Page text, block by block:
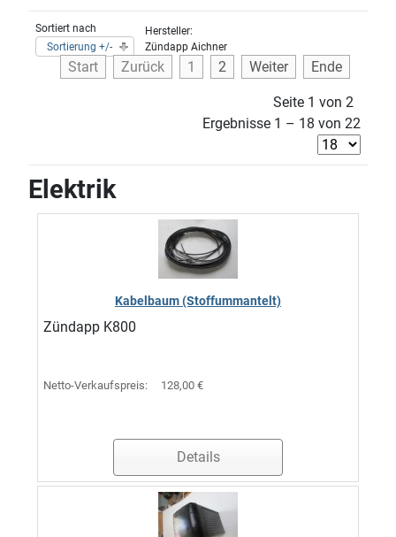
Sortiert nach
Sortierung +/-
Hersteller:
Zündapp Aichner
Start Zurück 1 2 Weiter Ende
Seite 1 von 2
Ergebnisse 1 – 18 von 22
Elektrik
Kabelbaum (Stoffummantelt)
Zündapp K800
Netto-Verkaufspreis: 128,00 €
Details